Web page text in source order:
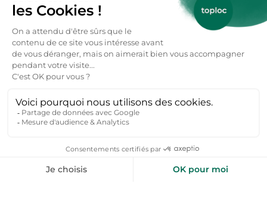
idéaux pour des escapades nature à petit budget.
Où louer une location vacances en mobil-home
en Corrèze ?
La Corrèze regorge d'endroits magnifiques pour louer un
mobil-home. Pour un séjour au cœur de la nature,
privilégiez les campings et parcs résidentiels autour des
paysages préservés et des activités en plein air. Les
amateurs de patrimoine opteront pour des mobil-homes
près de Collonges-la-Rouge, Turenne ou Beaulieu-sur-